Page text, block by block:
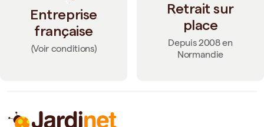
Entreprise
française
(Voir conditions)
Retrait sur
place
Depuis 2008 en
Normandie